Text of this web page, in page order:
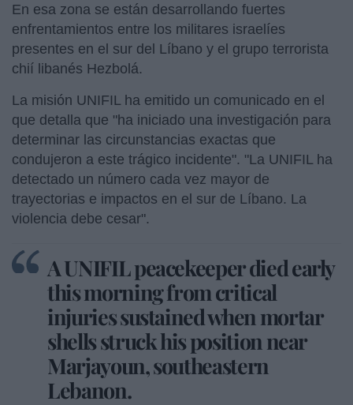
En esa zona se están desarrollando fuertes
enfrentamientos entre los militares israelíes
presentes en el sur del Líbano y el grupo terrorista
chií libanés Hezbolá.
La misión UNIFIL ha emitido un comunicado en el
que detalla que "ha iniciado una investigación para
determinar las circunstancias exactas que
condujeron a este trágico incidente". "La UNIFIL ha
detectado un número cada vez mayor de
trayectorias e impactos en el sur de Líbano. La
violencia debe cesar".
A UNIFIL peacekeeper died early
this morning from critical
injuries sustained when mortar
shells struck his position near
Marjayoun, southeastern
Lebanon.